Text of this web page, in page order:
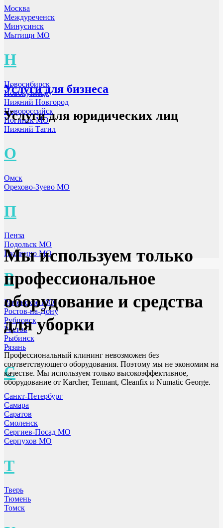
Москва
Междуреченск
Минусинск
Мытищи МО
Н
Новосибирск
Новокузнецк
Нижний Новгород
Новороссийск
Ногинск МО
Нижний Тагил
О
Омск
Орехово-Зуево МО
П
Пенза
Подольск МО
Пушкино МО
Р
Раменское МО
Ростов-на-Дону
Рубцовск
Ростов
Рыбинск
Рязань
С
Санкт-Петербург
Самара
Саратов
Смоленск
Сергиев-Посад МО
Серпухов МО
Т
Тверь
Тюмень
Томск
Услуги для бизнеса
Услуги для юридических лиц
Мы используем только
профессиональное
оборудование и средства
для уборки
Профессиональный клининг невозможен без
соответствующего оборудования. Поэтому мы не экономим на
качестве. Мы используем только высокоэффективное,
оборудование от Karcher, Tennant, Cleanfix и Numatic George.